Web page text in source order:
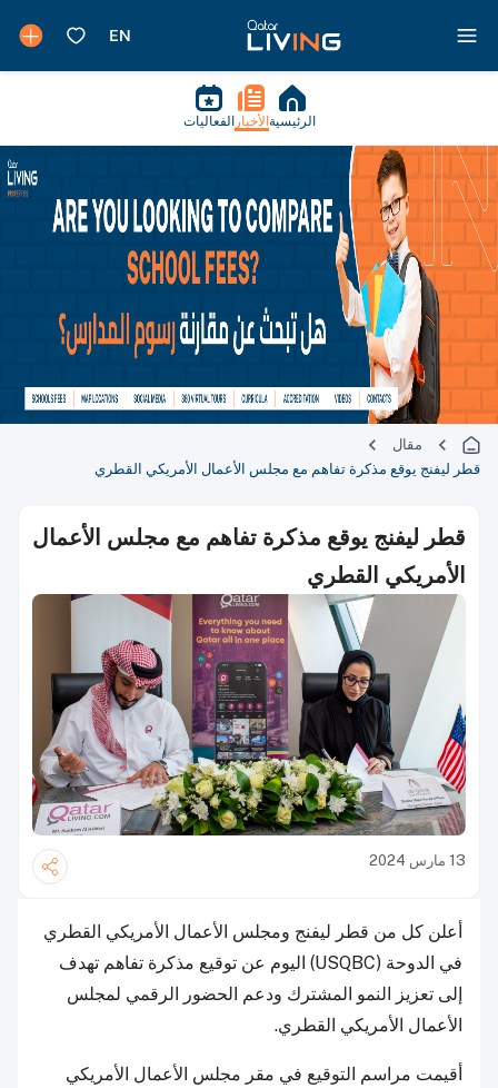
الرئيسية الأخبار الفعاليات
مقال
قطر ليفنج يوقع مذكرة تفاهم مع مجلس الأعمال الأمريكي القطري
قطر ليفنج يوقع مذكرة تفاهم مع مجلس الأعمال
الأمريكي القطري
13 مارس 2024
أعلن كل من قطر ليفنج ومجلس الأعمال الأمريكي القطري
في الدوحة (USQBC) اليوم عن توقيع مذكرة تفاهم تهدف
إلى تعزيز النمو المشترك ودعم الحضور الرقمي لمجلس
الأعمال الأمريكي القطري.
أقيمت مراسم التوقيع في مقر مجلس الأعمال الأمريكي